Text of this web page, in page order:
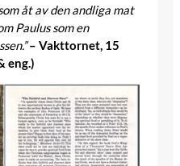
åt av den andliga mat
Paulus som en
– Vakttornet, 15
eng.)